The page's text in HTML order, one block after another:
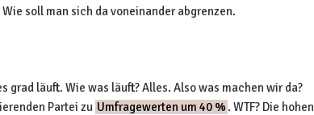
soll man sich da voneinander abgrenzen.
grad läuft. Wie was läuft? Alles. Also was machen wir da?
Partei zu Umfragewerten um 40 % . WTF? Die hohen